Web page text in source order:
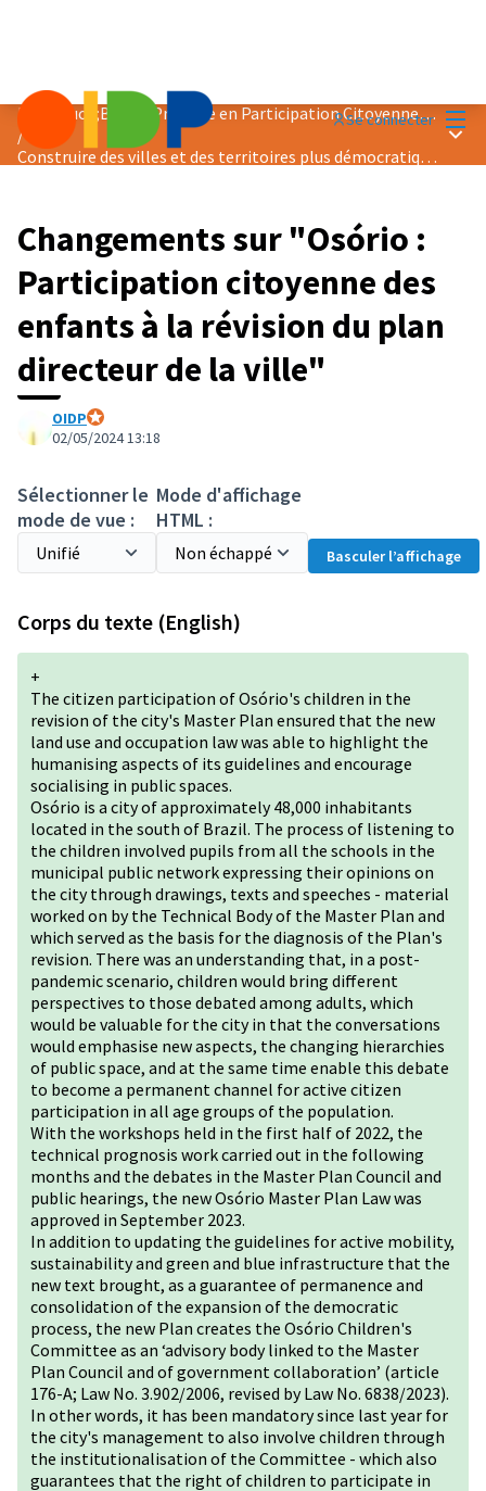
Se connecter
Prix &quot;Bonne Pratique en Participation Citoyenne&quot; 2024
/
Construire des villes et des territoires plus démocratiques et pacifiques
Changements sur "Osório :
Participation citoyenne des
enfants à la révision du plan
directeur de la ville"
OIDP
Participant officiel
02/05/2024 13:18
Sélectionner le
mode de vue :
Mode d'affichage
HTML :
Basculer l’affichage
Corps du texte (English)
+
The citizen participation of Osório's children in the
revision of the city's Master Plan ensured that the new
land use and occupation law was able to highlight the
humanising aspects of its guidelines and encourage
socialising in public spaces.
Osório is a city of approximately 48,000 inhabitants
located in the south of Brazil. The process of listening to
the children involved pupils from all the schools in the
municipal public network expressing their opinions on
the city through drawings, texts and speeches - material
worked on by the Technical Body of the Master Plan and
which served as the basis for the diagnosis of the Plan's
revision. There was an understanding that, in a post-
pandemic scenario, children would bring different
perspectives to those debated among adults, which
would be valuable for the city in that the conversations
would emphasise new aspects, the changing hierarchies
of public space, and at the same time enable this debate
to become a permanent channel for active citizen
participation in all age groups of the population.
With the workshops held in the first half of 2022, the
technical prognosis work carried out in the following
months and the debates in the Master Plan Council and
public hearings, the new Osório Master Plan Law was
approved in September 2023.
In addition to updating the guidelines for active mobility,
sustainability and green and blue infrastructure that the
new text brought, as a guarantee of permanence and
consolidation of the expansion of the democratic
process, the new Plan creates the Osório Children's
Committee as an ‘advisory body linked to the Master
Plan Council and of government collaboration’ (article
176-A; Law No. 3.902/2006, revised by Law No. 6838/2023).
In other words, it has been mandatory since last year for
the city's management to also involve children through
the institutionalisation of the Committee - which also
guarantees that the right of children to participate in